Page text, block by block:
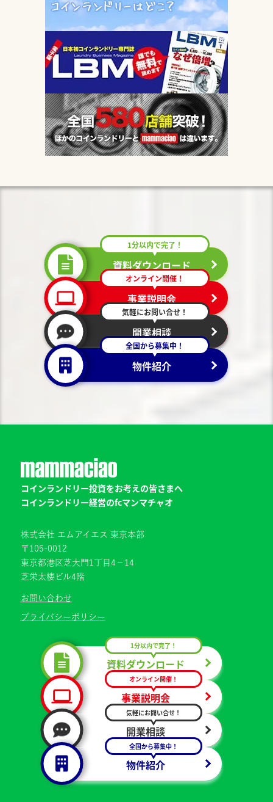
資料ダウンロード
1分以内で完了！
事業説明会
オンライン開催！
開業相談
気軽にお問い合せ！
物件紹介
全国から募集中！
コインランドリー投資をお考えの皆さまへ
コインランドリー経営のfcマンマチャオ
株式会社 エムアイエス 東京本部
〒105-0012
東京都港区芝大門1丁目4−14
芝栄太楼ビル4階
お問い合わせ
プライバシーポリシー
資料ダウンロード
1分以内で完了！
事業説明会
オンライン開催！
開業相談
気軽にお問い合せ！
物件紹介
全国から募集中！